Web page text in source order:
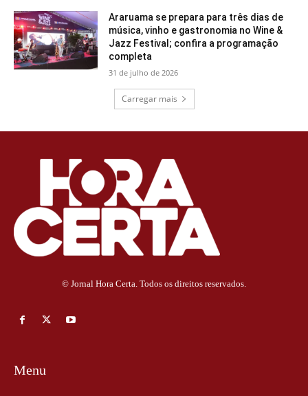
Araruama se prepara para três dias de
música, vinho e gastronomia no Wine &
Jazz Festival; confira a programação
completa
31 de julho de 2026
Carregar mais
© Jornal Hora Certa. Todos os direitos reservados.
Menu